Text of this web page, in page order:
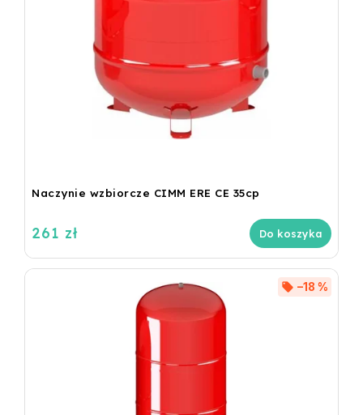
Naczynie wzbiorcze CIMM ERE CE 35cp
261 zł Do koszyka
–18 %